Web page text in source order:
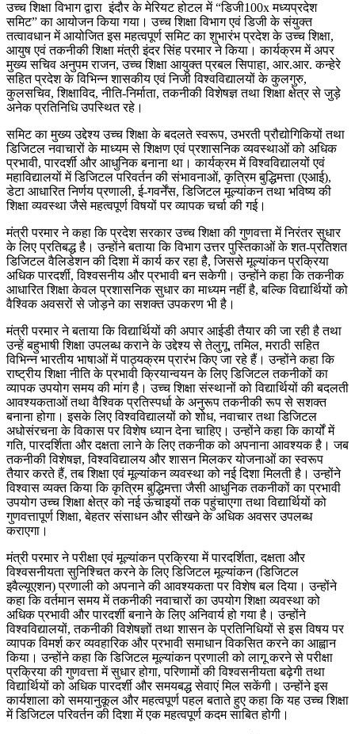
उच्च शिक्षा विभाग द्वारा इंदौर के मेरियट होटल में “डिजी100x मध्यप्रदेश
समिट” का आयोजन किया गया। उच्च शिक्षा विभाग एवं डिजी के संयुक्त
तत्वावधान में आयोजित इस महत्वपूर्ण समिट का शुभारंभ प्रदेश के उच्च शिक्षा,
आयुष एवं तकनीकी शिक्षा मंत्री इंदर सिंह परमार ने किया। कार्यक्रम में अपर
मुख्य सचिव अनुपम राजन, उच्च शिक्षा आयुक्त प्रबल सिपाहा, आर.आर. कन्हेरे
सहित प्रदेश के विभिन्न शासकीय एवं निजी विश्वविद्यालयों के कुलगुरु,
कुलसचिव, शिक्षाविद, नीति-निर्माता, तकनीकी विशेषज्ञ तथा शिक्षा क्षेत्र से जुड़े
अनेक प्रतिनिधि उपस्थित रहे।
समिट का मुख्य उद्देश्य उच्च शिक्षा के बदलते स्वरूप, उभरती प्रौद्योगिकियों तथा
डिजिटल नवाचारों के माध्यम से शिक्षण एवं प्रशासनिक व्यवस्थाओं को अधिक
प्रभावी, पारदर्शी और आधुनिक बनाना था। कार्यक्रम में विश्वविद्यालयों एवं
महाविद्यालयों में डिजिटल परिवर्तन की संभावनाओं, कृत्रिम बुद्धिमत्ता (एआई),
डेटा आधारित निर्णय प्रणाली, ई-गवर्नेंस, डिजिटल मूल्यांकन तथा भविष्य की
शिक्षा व्यवस्था जैसे महत्वपूर्ण विषयों पर व्यापक चर्चा की गई।
मंत्री परमार ने कहा कि प्रदेश सरकार उच्च शिक्षा की गुणवत्ता में निरंतर सुधार
के लिए प्रतिबद्ध है। उन्होंने बताया कि विभाग उत्तर पुस्तिकाओं के शत-प्रतिशत
डिजिटल वैलिडेशन की दिशा में कार्य कर रहा है, जिससे मूल्यांकन प्रक्रिया
अधिक पारदर्शी, विश्वसनीय और प्रभावी बन सकेगी। उन्होंने कहा कि तकनीक
आधारित शिक्षा केवल प्रशासनिक सुधार का माध्यम नहीं है, बल्कि विद्यार्थियों को
वैश्विक अवसरों से जोड़ने का सशक्त उपकरण भी है।
मंत्री परमार ने बताया कि विद्यार्थियों की अपार आईडी तैयार की जा रही है तथा
उन्हें बहुभाषी शिक्षा उपलब्ध कराने के उद्देश्य से तेलुगू, तमिल, मराठी सहित
विभिन्न भारतीय भाषाओं में पाठ्यक्रम प्रारंभ किए जा रहे हैं। उन्होंने कहा कि
राष्ट्रीय शिक्षा नीति के प्रभावी क्रियान्वयन के लिए डिजिटल तकनीकों का
व्यापक उपयोग समय की मांग है। उच्च शिक्षा संस्थानों को विद्यार्थियों की बदलती
आवश्यकताओं तथा वैश्विक प्रतिस्पर्धा के अनुरूप तकनीकी रूप से सशक्त
बनाना होगा। इसके लिए विश्वविद्यालयों को शोध, नवाचार तथा डिजिटल
अधोसंरचना के विकास पर विशेष ध्यान देना चाहिए। उन्होंने कहा कि कार्यों में
गति, पारदर्शिता और दक्षता लाने के लिए तकनीक को अपनाना आवश्यक है। जब
तकनीकी विशेषज्ञ, विश्वविद्यालय और शासन मिलकर योजनाओं का स्वरूप
तैयार करते हैं, तब शिक्षा एवं मूल्यांकन व्यवस्था को नई दिशा मिलती है। उन्होंने
विश्वास व्यक्त किया कि कृत्रिम बुद्धिमत्ता जैसी आधुनिक तकनीकों का प्रभावी
उपयोग उच्च शिक्षा क्षेत्र को नई ऊंचाइयों तक पहुंचाएगा तथा विद्यार्थियों को
गुणवत्तापूर्ण शिक्षा, बेहतर संसाधन और सीखने के अधिक अवसर उपलब्ध
कराएगा।
मंत्री परमार ने परीक्षा एवं मूल्यांकन प्रक्रिया में पारदर्शिता, दक्षता और
विश्वसनीयता सुनिश्चित करने के लिए डिजिटल मूल्यांकन (डिजिटल
इवैल्यूएशन) प्रणाली को अपनाने की आवश्यकता पर विशेष बल दिया। उन्होंने
कहा कि वर्तमान समय में तकनीकी नवाचारों का उपयोग शिक्षा व्यवस्था को
अधिक प्रभावी और पारदर्शी बनाने के लिए अनिवार्य हो गया है। उन्होंने
विश्वविद्यालयों, तकनीकी विशेषज्ञों तथा शासन के प्रतिनिधियों से इस विषय पर
व्यापक विमर्श कर व्यवहारिक और प्रभावी समाधान विकसित करने का आह्वान
किया। उन्होंने कहा कि डिजिटल मूल्यांकन प्रणाली को लागू करने से परीक्षा
प्रक्रिया की गुणवत्ता में सुधार होगा, परिणामों की विश्वसनीयता बढ़ेगी तथा
विद्यार्थियों को अधिक पारदर्शी और समयबद्ध सेवाएं मिल सकेंगी। उन्होंने इस
कार्यशाला को समयानुकूल और महत्वपूर्ण पहल बताते हुए कहा कि यह उच्च शिक्षा
में डिजिटल परिवर्तन की दिशा में एक महत्वपूर्ण कदम साबित होगी।